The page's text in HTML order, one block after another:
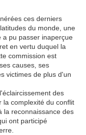
ces derniers
du monde, une
a pu passer inaperçue
en vertu duquel la
commission est
causes, ses
victimes de plus d'un
des
la complexité du conflit
la reconnaissance des
ont participé